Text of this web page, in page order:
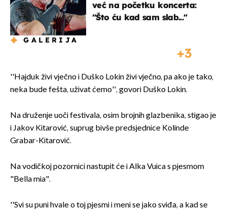
već na početku koncerta:
"Što ću kad sam slab..."
GALERIJA
3
''Hajduk živi vječno i Duško Lokin živi vječno, pa ako je tako,
neka bude fešta, uživat ćemo'', govori Duško Lokin.
Na druženje uoči festivala, osim brojnih glazbenika, stigao je
i Jakov Kitarović, suprug bivše predsjednice Kolinde
Grabar-Kitarović.
Na vodičkoj pozornici nastupit će i Alka Vuica s pjesmom
"Bella mia".
''Svi su puni hvale o toj pjesmi i meni se jako sviđa, a kad se